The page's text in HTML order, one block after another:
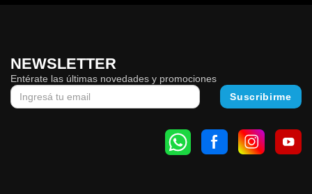
NEWSLETTER
Entérate las últimas novedades y promociones